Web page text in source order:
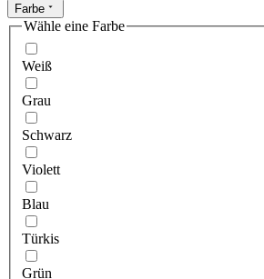
Farbe
Wähle eine Farbe
Weiß
Grau
Schwarz
Violett
Blau
Türkis
Grün